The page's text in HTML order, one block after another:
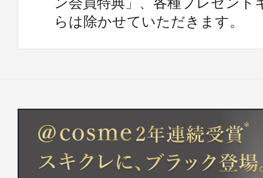
らは除かせていただきます。